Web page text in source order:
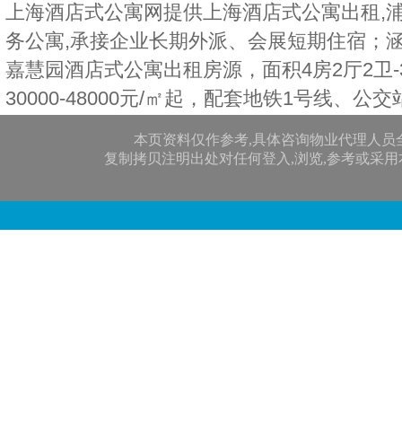
上海酒店式公寓网提供上海酒店式公寓出租,
务公寓,承接企业长期外派、会展短期住宿；
嘉慧园酒店式公寓出租房源，面积4房2厅2卫
30000-48000元/㎡起，配套地铁1号线、公交
本页资料仅作参考,具体咨询物业代理人员
复制拷贝注明出处对任何登入,浏览,参考或采